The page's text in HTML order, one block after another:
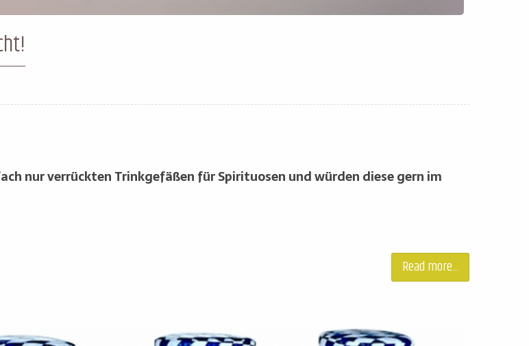
nur verrückten Trinkgefäßen für Spirituosen und würden diese gern im
Read more...